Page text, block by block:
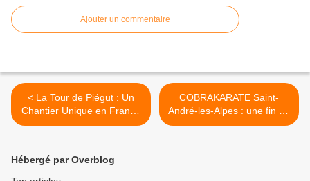
Ajouter un commentaire
< La Tour de Piégut : Un
Chantier Unique en France
Touche à sa Fin
COBRAKARATE Saint-
André-les-Alpes : une fin de
saison historique avec trois
Hébergé par Overblog